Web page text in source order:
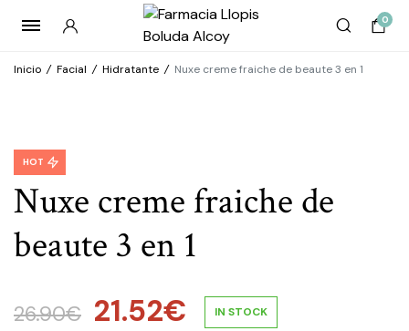
0
Inicio / Facial / Hidratante / Nuxe creme fraiche de beaute 3 en 1
Nuxe creme fraiche de
beaute 3 en 1
HOT
26.90€ El
21.52€ IN STOCK